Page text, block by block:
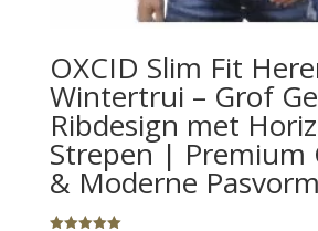
OXCID Slim Fit
Wintertrui – Grof
Ribdesign met
Strepen | Premium
& Moderne Pasvorm